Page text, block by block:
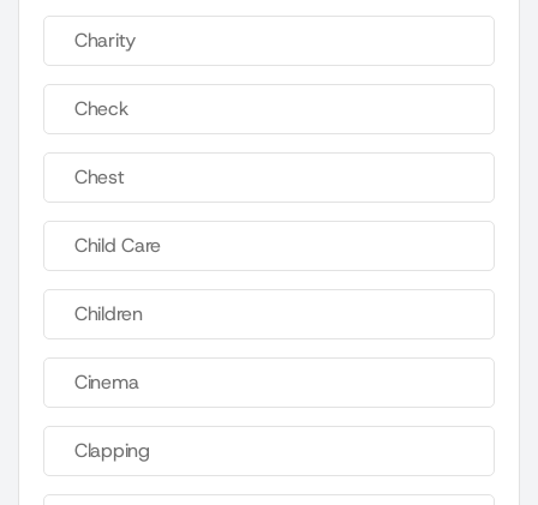
Charity
Check
Chest
Child Care
Children
Cinema
Clapping